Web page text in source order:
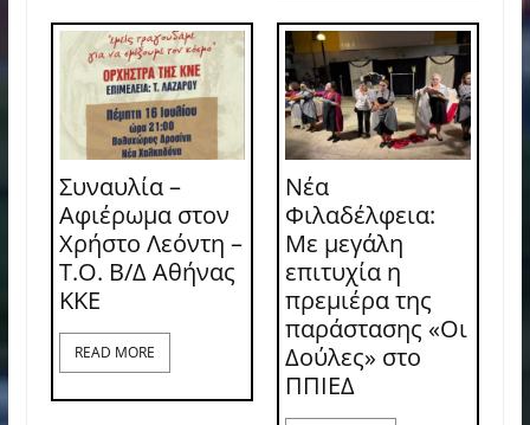
Συναυλία –
Αφιέρωμα στον
Χρήστο Λεόντη –
Τ.Ο. Β/Δ Αθήνας
ΚΚΕ
READ MORE
Νέα
Φιλαδέλφεια:
Με μεγάλη
επιτυχία η
πρεμιέρα της
παράστασης «Οι
Δούλες» στο
ΠΠΙΕΔ